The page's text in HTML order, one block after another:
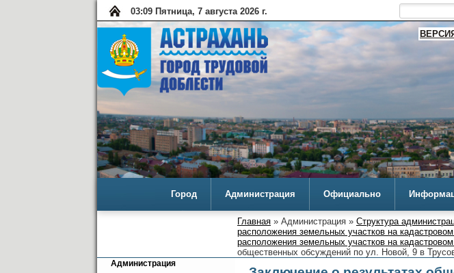
03:09 Пятница, 7 августа 2026 г.
Город Администрация Официально
Главная » Администрация » Структура
расположения земельных участков на
расположения земельных участков на
общественных обсуждений по ул. Новой, 9 в
Администрация